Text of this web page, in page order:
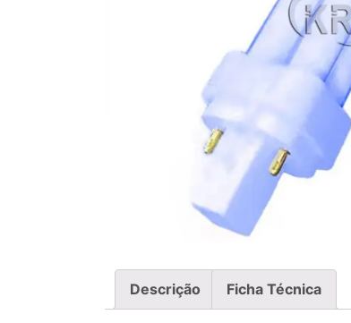
Descrição Ficha Técnica